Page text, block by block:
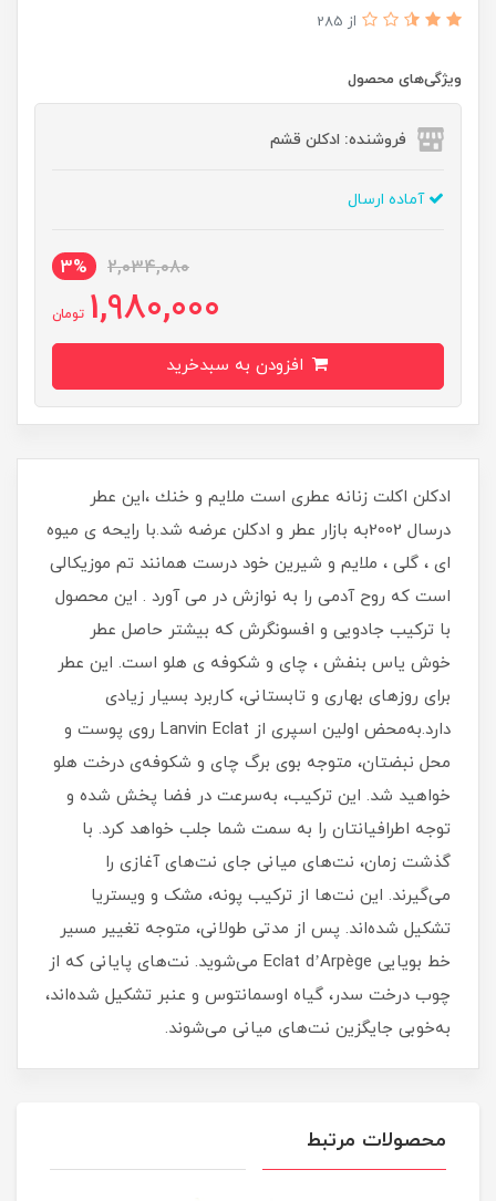
از 285
ویژگی‌های محصول
فروشنده: ادکلن قشم
آماده ارسال
2,034,080
3%
1,980,000 تومان
ادكلن اكلت زنانه عطرى است ملايم و خنك ،اين عطر
درسال 2002به بازار عطر و ادكلن عرضه شد.با رایحه ی میوه
ای ، گلی ، ملایم و شیرین خود درست همانند تم موزیکالی
است که روح آدمی را به نوازش در می آورد . این محصول
با ترکیب جادویی و افسونگرش که بیشتر حاصل عطر
خوش یاس بنفش ، چای و شکوفه ی هلو است. این عطر
برای روزهای بهاری و تابستانی، کاربرد بسیار زیادی
دارد.به‌محض اولین اسپری از Lanvin Eclat روی پوست و
محل نبضتان، متوجه بوی برگ چای و شکوفه‌ی درخت هلو
خواهید شد. این ترکیب، به‌سرعت در فضا پخش شده و
توجه اطرافیانتان را به سمت شما جلب خواهد کرد. با
گذشت زمان، نت‌های میانی جای نت‌های آغازی را
می‌گیرند. این نت‌ها از ترکیب پونه، مشک و ویستریا
تشکیل‌ شده‌اند. پس از مدتی طولانی، متوجه تغییر مسیر
خط بویایی Eclat d’Arpège می‌شوید. نت‌های پایانی که از
چوب درخت سدر، گیاه اوسمانتوس و عنبر تشکیل ‌شده‌اند،
به‌خوبی جایگزین نت‌های میانی می‌شوند.
محصولات مرتبط